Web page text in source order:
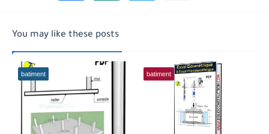
You may like these posts
batiment batiment